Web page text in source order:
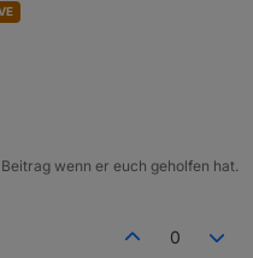
topic/29506/test-adapter-
eine erster entwurf - für
und im script
in unterschiedlichen
wenn er euch geholfen hat.
0